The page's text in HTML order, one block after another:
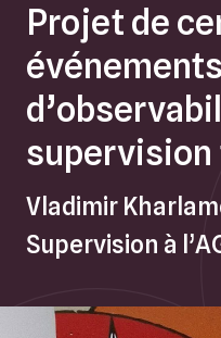
Projet de
Vladimir
Supervision à